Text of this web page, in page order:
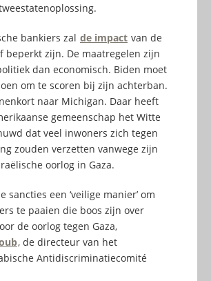
bankiers zal de impact van de
beperkt zijn. De maatregelen zijn
dan economisch. Biden moet
om te scoren bij zijn achterban.
naar Michigan. Daar heeft
gemeenschap het Witte
dat veel inwoners zich tegen
zouden verzetten vanwege zijn
oorlog in Gaza.
sancties een ‘veilige manier’ om
te paaien die boos zijn over
de oorlog tegen Gaza,
, de directeur van het
Antidiscriminatiecomité